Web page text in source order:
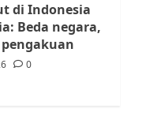
di Indonesia
Beda negara,
0